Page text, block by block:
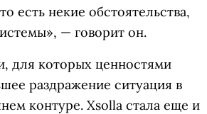
есть некие обстоятельства,
— говорит он.
для которых ценностями
раздражение ситуация в
контуре. Xsolla стала еще и